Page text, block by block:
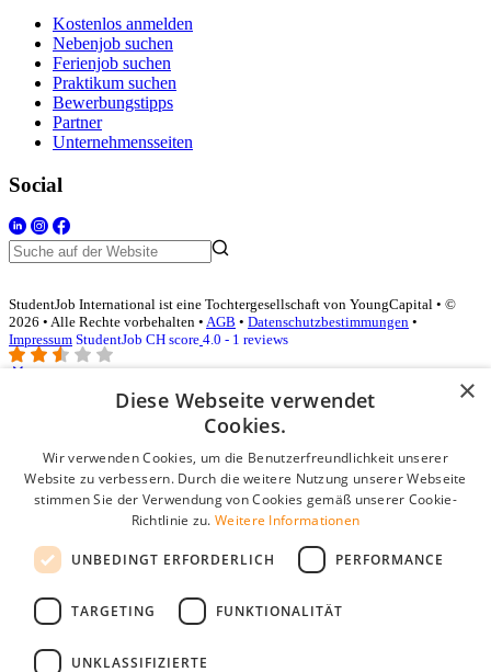
Kostenlos anmelden
Nebenjob suchen
Ferienjob suchen
Praktikum suchen
Bewerbungstipps
Partner
Unternehmensseiten
Social
StudentJob International ist eine Tochtergesellschaft von YoungCapital • ©
2026 • Alle Rechte vorbehalten • AGB • Datenschutzbestimmungen •
Impressum StudentJob CH score 4.0 - 1 reviews
Login für Unternehmen
E-Mail*
Passwort
Angemeldet bleiben
Passwort vergessen?
Kostenloses Unternehmensprofil
×
Diese Webseite verwendet
Cookies.
Wir verwenden Cookies, um die Benutzerfreundlichkeit unserer
Website zu verbessern. Durch die weitere Nutzung unserer Webseite
stimmen Sie der Verwendung von Cookies gemäß unserer Cookie-
Richtlinie zu. Weitere Informationen
UNBEDINGT ERFORDERLICH PERFORMANCE
TARGETING FUNKTIONALITÄT
UNKLASSIFIZIERTE